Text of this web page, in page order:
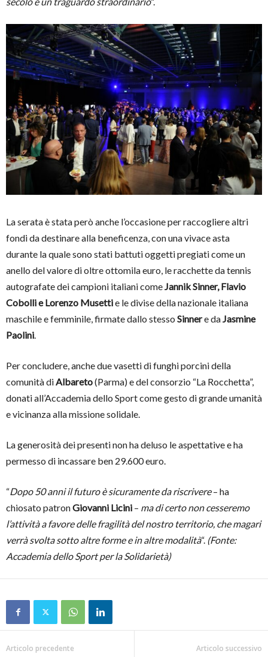
La serata è stata però anche l’occasione per raccogliere altri
fondi da destinare alla beneficenza, con una vivace asta
durante la quale sono stati battuti oggetti pregiati come un
anello del valore di oltre ottomila euro, le racchette da tennis
autografate dei campioni italiani come Jannik Sinner, Flavio
Cobolli e Lorenzo Musettie le divise della nazionale italiana
maschile e femminile, firmate dallo stesso Sinnere da Jasmine
Paolini
Per concludere, anche due vasetti di funghi porcini della
comunità di Albareto(Parma) e del consorzio “La Rocchetta”,
donati all’Accademia dello Sport come gesto di grande umanità
e vicinanza alla missione solidale.
La generosità dei presenti non ha deluso le aspettative e ha
permesso di incassare ben 29.600 euro.
“Dopo 50 anni il futuro è sicuramente da riscrivere– ha
chiosato patronGiovanni Licini – ma di certo non cesseremo
l’attività a favore delle fragilità del nostro territorio, che magari
verrà svolta sotto altre forme e in altre modalità“. (Fonte:
Accademia dello Sport per la Solidarietà)
Articolo precedente Articolo successivo